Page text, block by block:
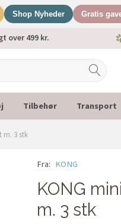
Shop Nyheder Gratis
over 499 kr.
Tilbehør Transport
m. 3 stk
Fra: KONG
KONG
m. 3 stk